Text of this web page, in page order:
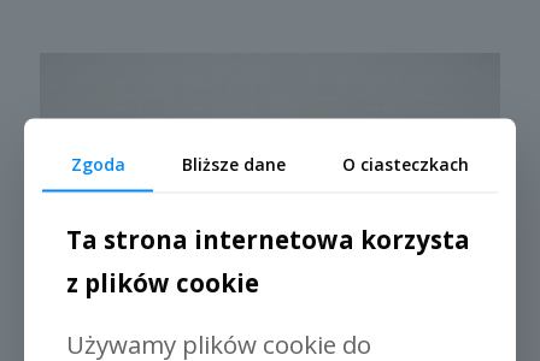
Zgoda Bliższe dane O ciasteczkach
Ta strona internetowa korzysta
z plików cookie
Używamy plików cookie do